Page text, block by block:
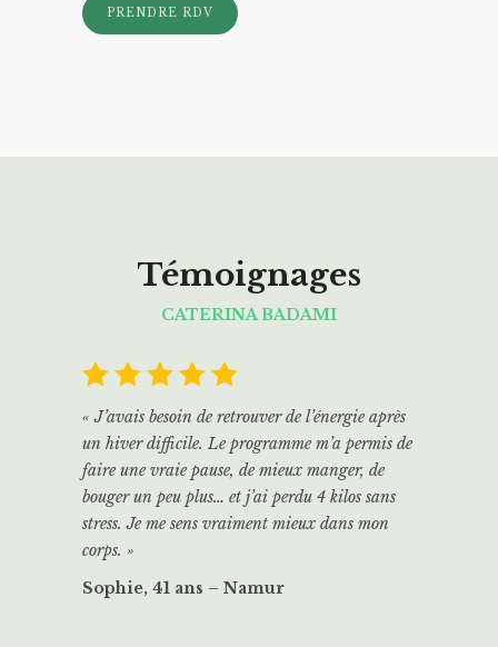
PRENDRE RDV
Témoignages
CATERINA BADAMI
« J’avais besoin de retrouver de l’énergie après
un hiver difficile. Le programme m’a permis de
faire une vraie pause, de mieux manger, de
bouger un peu plus… et j’ai perdu 4 kilos sans
stress. Je me sens vraiment mieux dans mon
corps. »
Sophie, 41 ans – Namur